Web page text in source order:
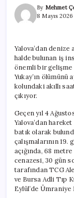
By Mehmet
8 Mayıs 2026
Yalova’dan
halde bulunan iş
önemli bir gelişme
Yukay’ın
kolundaki akıllı
çıkıyor.
Geçen yıl 4
Yalova’dan
batık olarak
çalışmalarının
açığında, 68
cenazesi, 30 gün
tarafından TCG
ve Bursa Adli Tıp
Eylül’de Ümraniye